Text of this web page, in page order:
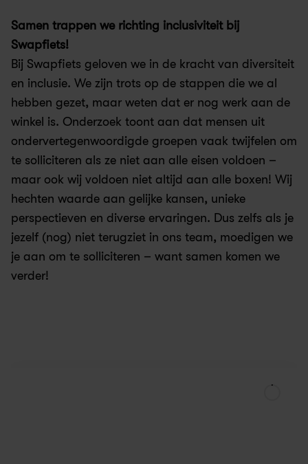
Samen trappen we richting inclusiviteit bij
Swapfiets!
Bij Swapfiets geloven we in de kracht van diversiteit
en inclusie. We zijn trots op de stappen die we al
hebben gezet, maar weten dat er nog werk aan de
winkel is. Onderzoek toont aan dat mensen uit
ondervertegenwoordigde groepen vaak twijfelen om
te solliciteren als ze niet aan alle eisen voldoen –
maar ook wij voldoen niet altijd aan alle boxen! Wij
hechten waarde aan gelijke kansen, unieke
perspectieven en diverse ervaringen. Dus zelfs als je
jezelf (nog) niet terugziet in ons team, moedigen we
je aan om te solliciteren – want samen komen we
verder!